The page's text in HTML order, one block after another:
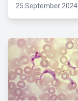
25 September 2024